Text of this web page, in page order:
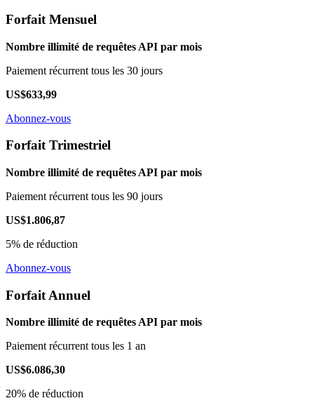
Forfait Mensuel
Nombre illimité de requêtes API par mois
Paiement récurrent tous les 30 jours
US$633,99
Abonnez-vous
Forfait Trimestriel
Nombre illimité de requêtes API par mois
Paiement récurrent tous les 90 jours
US$1.806,87
5% de réduction
Abonnez-vous
Forfait Annuel
Nombre illimité de requêtes API par mois
Paiement récurrent tous les 1 an
US$6.086,30
20% de réduction